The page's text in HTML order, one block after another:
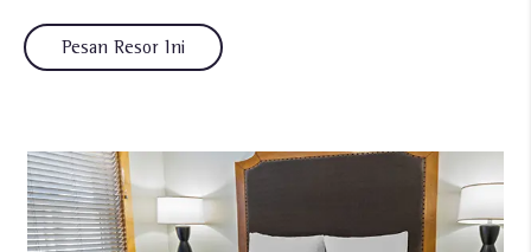
Pesan Resor Ini